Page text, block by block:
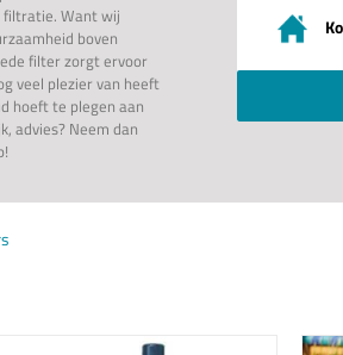
filtratie. Want wij
boven
filter zorgt ervoor
veel plezier van heeft
hoeft te plegen aan
advies? Neem dan